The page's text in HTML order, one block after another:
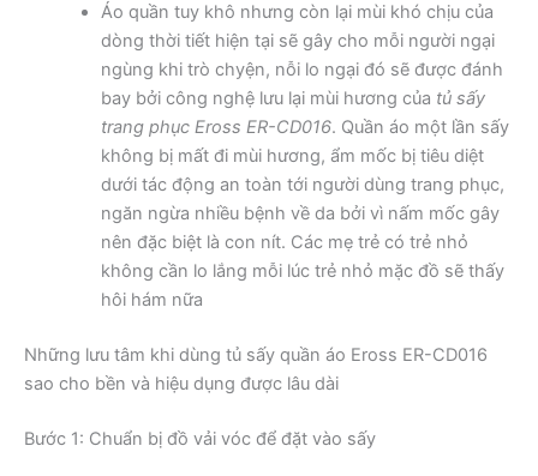
Áo quần tuy khô nhưng còn lại mùi khó chịu của
dòng thời tiết hiện tại sẽ gây cho mỗi người ngại
ngùng khi trò chyện, nỗi lo ngại đó sẽ được đánh
bay bởi công nghệ lưu lại mùi hương của tủ sấy
trang phục Eross ER-CD016. Quần áo một lần sấy
không bị mất đi mùi hương, ẩm mốc bị tiêu diệt
dưới tác động an toàn tới người dùng trang phục,
ngăn ngừa nhiều bệnh về da bởi vì nấm mốc gây
nên đặc biệt là con nít. Các mẹ trẻ có trẻ nhỏ
không cần lo lắng mỗi lúc trẻ nhỏ mặc đồ sẽ thấy
hôi hám nữa
Những lưu tâm khi dùng tủ sấy quần áo Eross ER-CD016
sao cho bền và hiệu dụng được lâu dài
Bước 1: Chuẩn bị đồ vải vóc để đặt vào sấy